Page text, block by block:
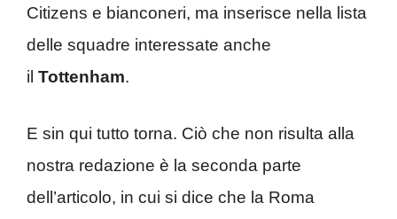
Citizens e bianconeri, ma inserisce nella lista
delle squadre interessate anche
il Tottenham.
E sin qui tutto torna. Ciò che non risulta alla
nostra redazione è la seconda parte
dell’articolo, in cui si dice che la Roma